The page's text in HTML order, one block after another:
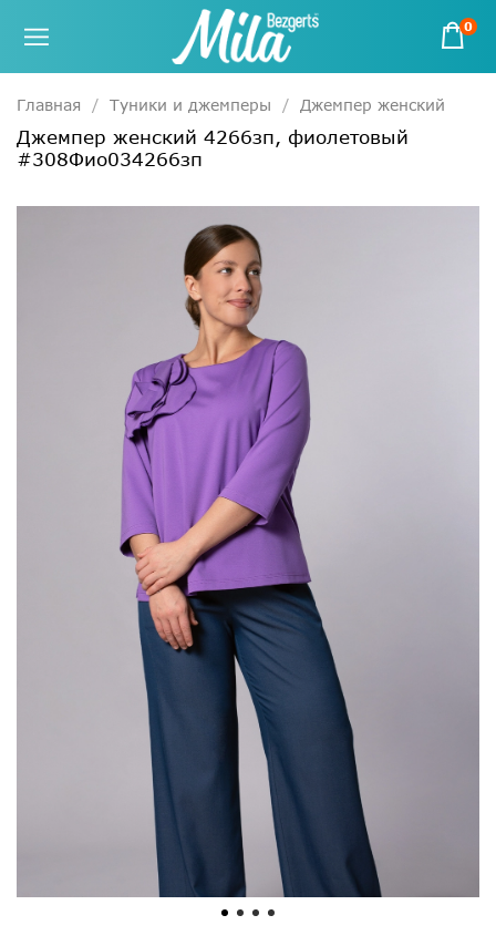
0
Главная Туники и джемперы Джемпер женский
Джемпер женский 4266зп, фиолетовый
#308Фио034266зп